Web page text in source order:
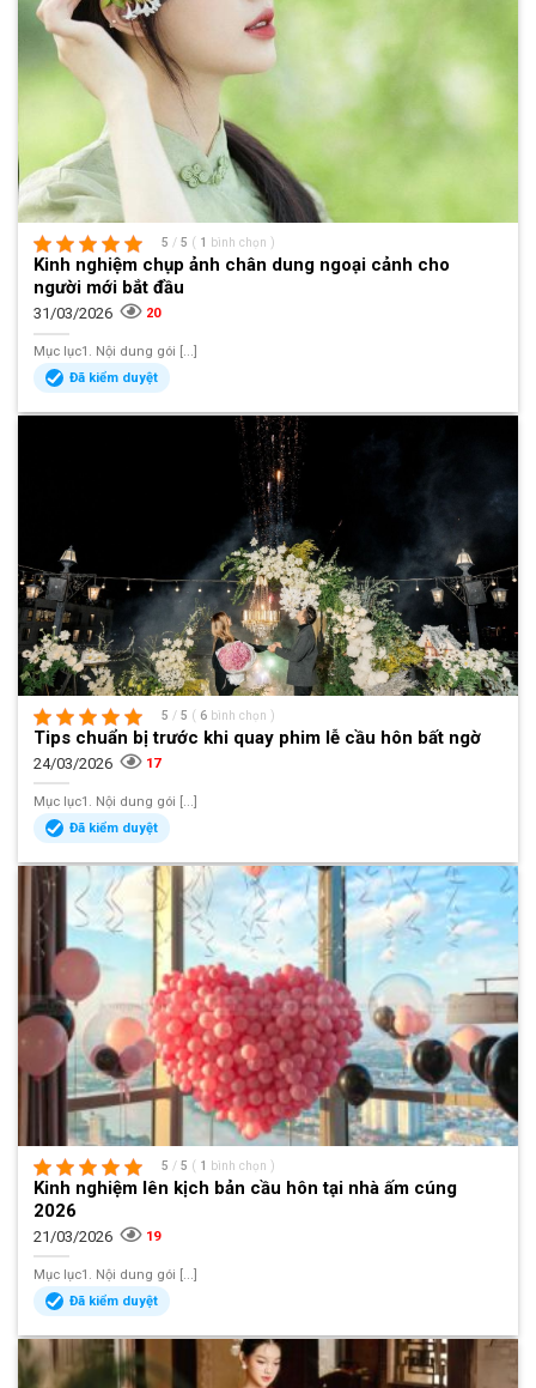
5 / 5 ( 1 bình chọn )
Kinh nghiệm chụp ảnh chân dung ngoại cảnh cho
người mới bắt đầu
31/03/2026 20
Mục lục1. Nội dung gói [...]
Đã kiểm duyệt
5 / 5 ( 6 bình chọn )
Tips chuẩn bị trước khi quay phim lễ cầu hôn bất ngờ
24/03/2026 17
Mục lục1. Nội dung gói [...]
Đã kiểm duyệt
5 / 5 ( 1 bình chọn )
Kinh nghiệm lên kịch bản cầu hôn tại nhà ấm cúng
2026
21/03/2026 19
Mục lục1. Nội dung gói [...]
Đã kiểm duyệt